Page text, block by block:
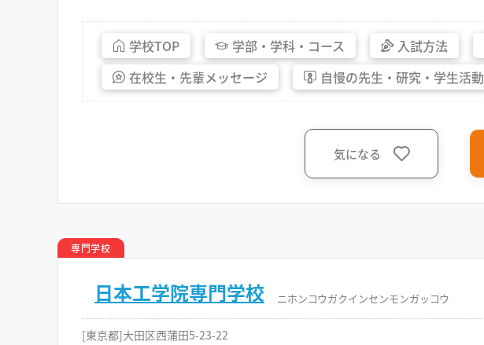
学校TOP 学部・ 学科・ コース 入試方法
在校生・ 先輩メッセージ 自慢の先生・ 研究・ 学生活動
気になる
専門学校
日本工学院専門学校 ニホンコウガクインセンモンガッコウ
[東京都]大田区西蒲田5-23-22